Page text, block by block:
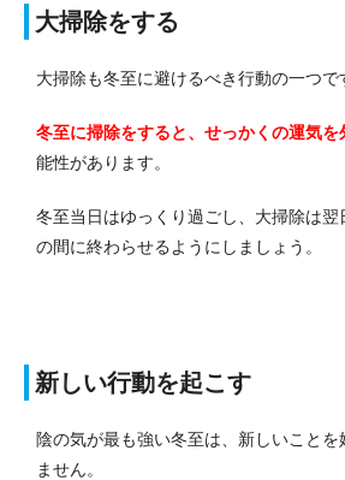
大掃除をする
大掃除も冬至に避けるべき行動の一つで
冬至に掃除をすると、せっかくの運気を
能性があります。
冬至当日はゆっくり過ごし、大掃除は
の間に終わらせるようにしましょう。
新しい行動を起こす
陰の気が最も強い冬至は、新しいこと
ません。